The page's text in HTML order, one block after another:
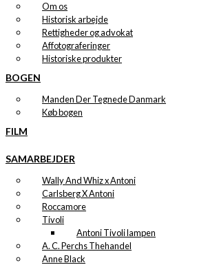
Om os
Historisk arbejde
Rettigheder og advokat
Affotograferinger
Historiske produkter
BOGEN
Manden Der Tegnede Danmark
Køb bogen
FILM
SAMARBEJDER
Wally And Whiz x Antoni
Carlsberg X Antoni
Roccamore
Tivoli
Antoni Tivoli lampen
A. C. Perchs Thehandel
Anne Black
Prisinterval:
kr. 89,00
kr. 1.399,00
Ib Antoniog vi
meget mere om
snarest.
i Danmark på
meget flot
Et specialprint
og skæres ud i
at bestille et
faste
fremstår
meget klare.
kun laves
ikke kan
at læse de
sig gældende ved
under vores
måske findes